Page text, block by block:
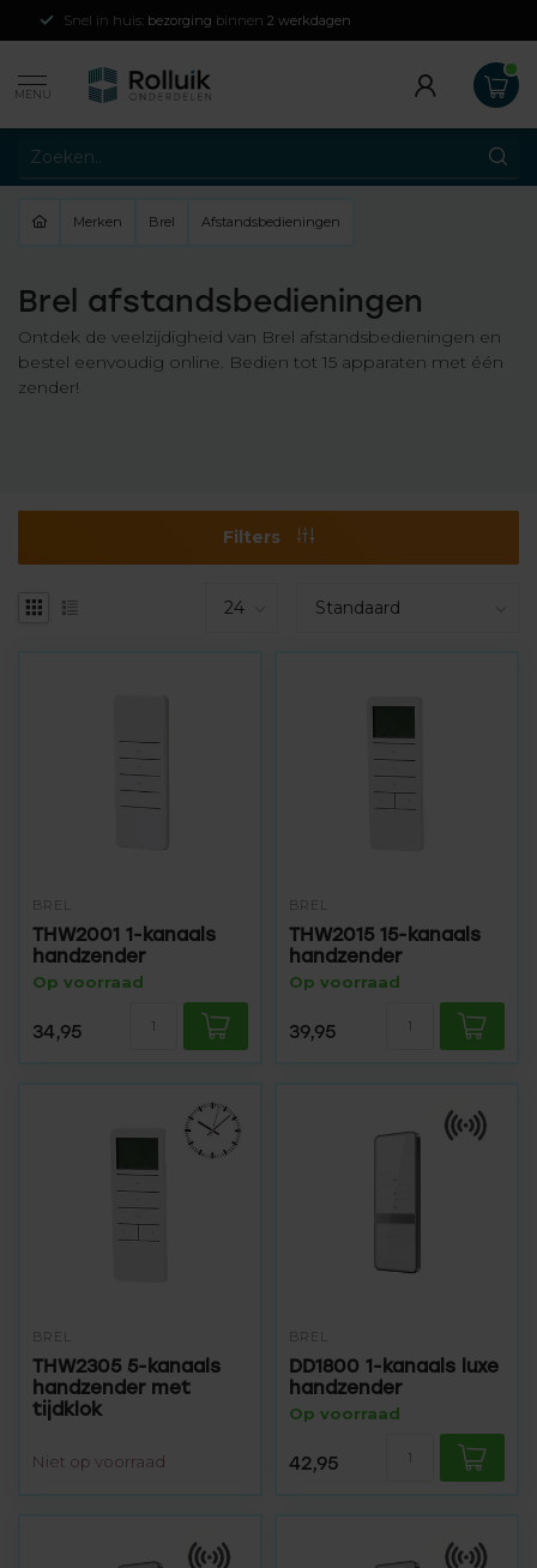
Snel in huis: bezorging binnen 2 werkdagen
MENU
Merken Brel Afstandsbedieningen
Brel afstandsbedieningen
Ontdek de veelzijdigheid van Brel afstandsbedieningen en
bestel eenvoudig online. Bedien tot 15 apparaten met één
zender!
Filters
BREL
THW2001 1-kanaals
handzender
Op voorraad
34,95
BREL
THW2015 15-kanaals
handzender
Op voorraad
39,95
BREL
THW2305 5-kanaals
handzender met
tijdklok
Niet op voorraad
BREL
DD1800 1-kanaals luxe
handzender
Op voorraad
42,95